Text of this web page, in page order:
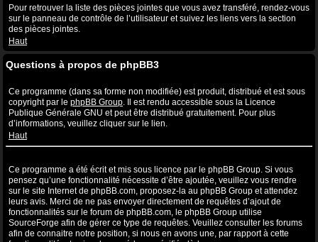
Pour retrouver la liste des pièces jointes que vous avez transféré, rendez-vous
sur le panneau de contrôle de l’utilisateur et suivez les liens vers la section
des pièces jointes.
Haut
Questions à propos de phpBB3
Ce programme (dans sa forme non modifiée) est produit, distribué et est sous
copyright par le phpBB Group. Il est rendu accessible sous la Licence
Publique Générale GNU et peut être distribué gratuitement. Pour plus
d’informations, veuillez cliquer sur le lien.
Haut
Ce programme a été écrit et mis sous licence par le phpBB Group. Si vous
pensez qu’une fonctionnalité nécessite d’être ajoutée, veuillez vous rendre
sur le site Internet de phpBB.com, proposez-la au phpBB Group et attendez
leurs avis. Merci de ne pas envoyer directement de requêtes d’ajout de
fonctionnalités sur le forum de phpBB.com, le phpBB Group utilise
SourceForge afin de gérer ce type de requêtes. Veuillez consulter les forums
afin de connaitre notre position, si nous en avons une, par rapport à cette